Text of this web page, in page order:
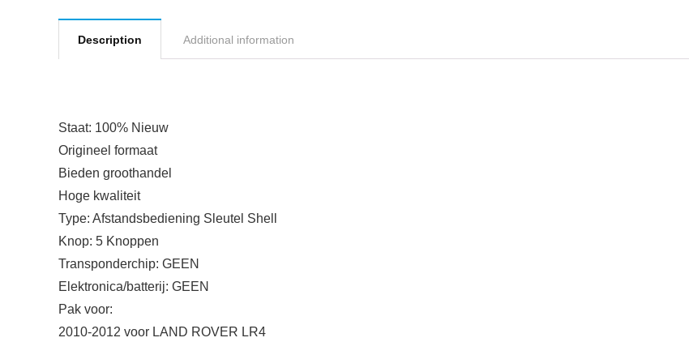
Description Additional information
Staat: 100% Nieuw
Origineel formaat
Bieden groothandel
Hoge kwaliteit
Type: Afstandsbediening Sleutel Shell
Knop: 5 Knoppen
Transponderchip: GEEN
Elektronica/batterij: GEEN
Pak voor:
2010-2012 voor LAND ROVER LR4